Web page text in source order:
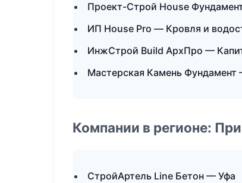
Проект-Строй House
ИП House Pro — Кровля и
ИнжСтрой Build АрхПро —
Мастерская Камень
Компании в регионе:
СтройАртель Line Бетон — Уфа